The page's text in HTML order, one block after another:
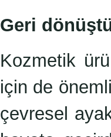
Geri
Kozmetik
için de
çevresel